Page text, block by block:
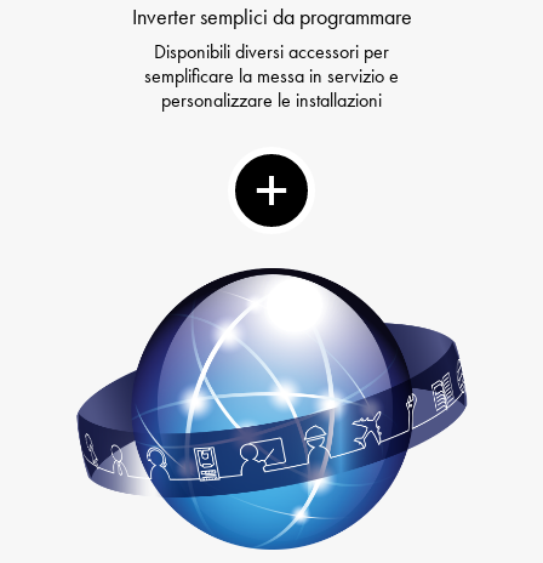
Inverter semplici da programmare
Disponibili diversi accessori per
semplificare la messa in servizio e
personalizzare le installazioni